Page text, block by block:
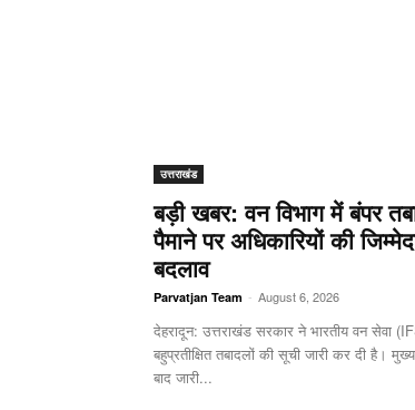
उत्तराखंड
बड़ी खबर: वन विभाग में बंपर
पैमाने पर अधिकारियों की
बदलाव
Parvatjan Team - August 6, 2026
देहरादून: उत्तराखंड सरकार ने भारतीय वन सेवा
बहुप्रतीक्षित तबादलों की सूची जारी कर दी है।
बाद जारी...